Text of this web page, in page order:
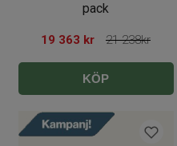
pack
19 363 kr 21 238kr
KÖP